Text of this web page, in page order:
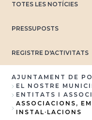
TOTES LES NOTÍCIES
PRESSUPOSTS
REGISTRE D'ACTIVITATS
Breadcrumb
AJUNTAMENT DE
EL NOSTRE
ENTITATS I
ASSOCIACIONS,
INSTAL·LACIONS